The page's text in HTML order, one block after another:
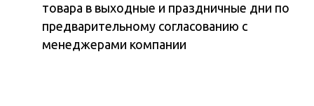
товара в выходные и праздничные дни по
предварительному согласованию с
менеджерами компании